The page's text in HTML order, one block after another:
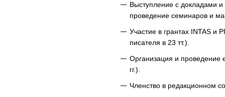
Выступление с докладами
проведение семинаров и
Участие в грантах INTAS
писателя в 23 тт.).
Организация и проведение
гг.).
Членство в редакционном